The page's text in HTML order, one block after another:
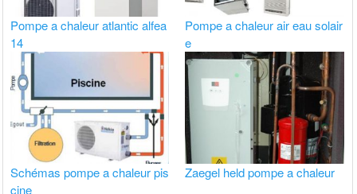
Pompe a chaleur atlantic alfea
14
Pompe a chaleur air eau solair
e
Schémas pompe a chaleur pis
cine
Zaegel held pompe a chaleur